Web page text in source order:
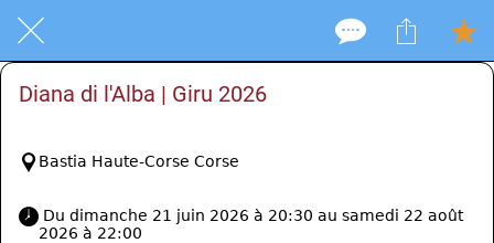
Diana di l'Alba | Giru 2026
Bastia Haute-Corse Corse
2026 à 22:00